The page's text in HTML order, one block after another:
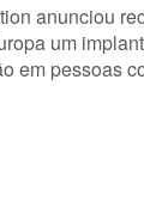
anunciou
um
em pessoas